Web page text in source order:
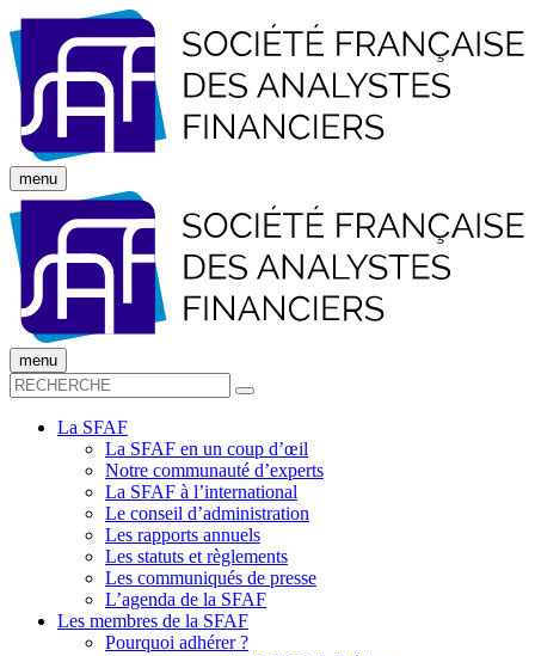
menu
menu
La SFAF
La SFAF en un coup d’œil
Notre communauté d’experts
La SFAF à l’international
Le conseil d’administration
Les rapports annuels
Les statuts et règlements
Les communiqués de presse
L’agenda de la SFAF
Les membres de la SFAF
Pourquoi adhérer ?